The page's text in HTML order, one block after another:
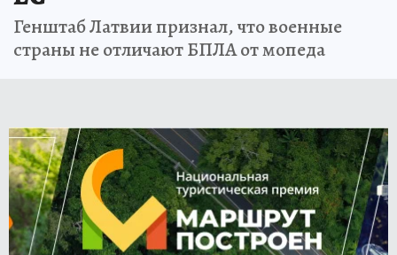
Генштаб Латвии признал, что военные
страны не отличают БПЛА от мопеда